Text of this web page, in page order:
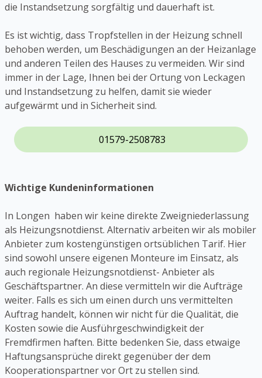
die Instandsetzung sorgfältig und dauerhaft ist.
Es ist wichtig, dass Tropfstellen in der Heizung schnell
behoben werden, um Beschädigungen an der Heizanlage
und anderen Teilen des Hauses zu vermeiden. Wir sind
immer in der Lage, Ihnen bei der Ortung von Leckagen
und Instandsetzung zu helfen, damit sie wieder
aufgewärmt und in Sicherheit sind.
01579-2508783
Wichtige Kundeninformationen
In Longen haben wir keine direkte Zweigniederlassung
als Heizungsnotdienst. Alternativ arbeiten wir als mobiler
Anbieter zum kostengünstigen ortsüblichen Tarif. Hier
sind sowohl unsere eigenen Monteure im Einsatz, als
auch regionale Heizungsnotdienst- Anbieter als
Geschäftspartner. An diese vermitteln wir die Aufträge
weiter. Falls es sich um einen durch uns vermittelten
Auftrag handelt, können wir nicht für die Qualität, die
Kosten sowie die Ausführgeschwindigkeit der
Fremdfirmen haften. Bitte bedenken Sie, dass etwaige
Haftungsansprüche direkt gegenüber der dem
Kooperationspartner vor Ort zu stellen sind.